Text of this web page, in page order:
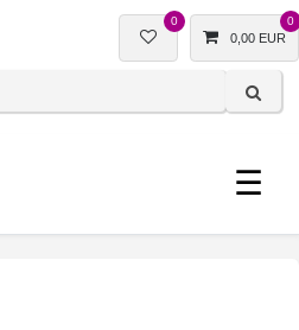
0 0
0,00 EUR
☰